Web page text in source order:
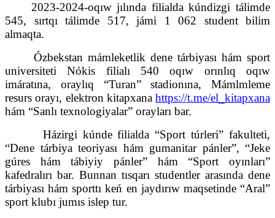
2023-2024-oqıw jılında filialda kúndizgi tálimde
545, sırtqı tálimde 517, jámi 1 062 student bilim
almaqta.
Ózbekstan mámleketlik dene tárbiyası hám sport
universiteti Nókis filialı 540 oqıw orınlıq oqıw
imáratına, oraylıq “Turan” stadionına, Mámlmleme
resurs orayı, elektron kitapxana https://t.me/el_kitapxana
hám “Sanlı texnologiyalar” orayları bar.
Házirgi kúnde filialda “Sport túrleri” fakulteti,
“Dene tárbiya teoriyası hám gumanitar pánler”, “Jeke
gúres hám tábiyiy pánler” hám “Sport oyınları”
kafedralırı bar. Bunnan tısqarı studentler arasında dene
tárbiyası hám sporttı keń en jaydırıw maqsetinde “Aral”
sport klubı jumıs islep tur.